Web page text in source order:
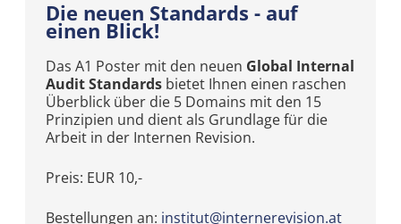
Die neuen Standards - auf
einen Blick!
Das A1 Poster mit den neuen Global Internal
Audit Standards bietet Ihnen einen raschen
Überblick über die 5 Domains mit den 15
Prinzipien und dient als Grundlage für die
Arbeit in der Internen Revision.
Preis: EUR 10,-
Bestellungen an: institut@internerevision.at